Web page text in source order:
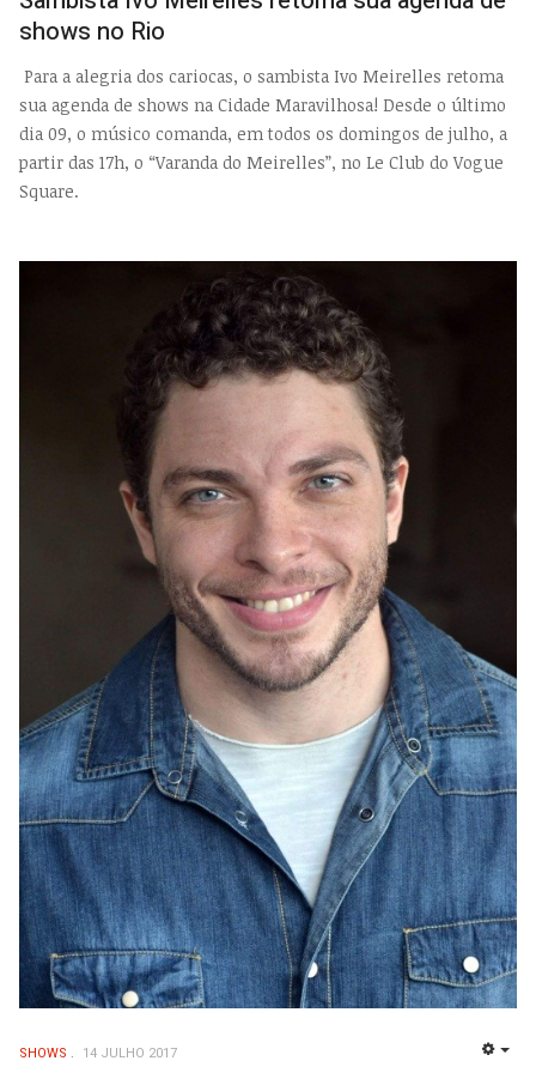
shows no Rio
Para a alegria dos cariocas, o sambista Ivo Meirelles retoma
sua agenda de shows na Cidade Maravilhosa! Desde o último
dia 09, o músico comanda, em todos os domingos de julho, a
partir das 17h, o “Varanda do Meirelles”, no Le Club do Vogue
Square.
SHOWS 14 JULHO 2017